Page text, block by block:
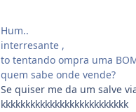
Hum..
interresante ,
to tentando ompra uma
quem sabe onde vende?
Se quiser me da um salve
kkkkkkkkkkkkkkkkkkkkkkkkkk